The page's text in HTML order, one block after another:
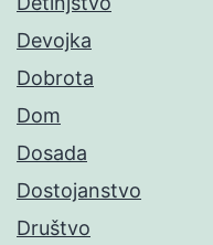
Devojka
Dobrota
Dom
Dosada
Dostojanstvo
Društvo